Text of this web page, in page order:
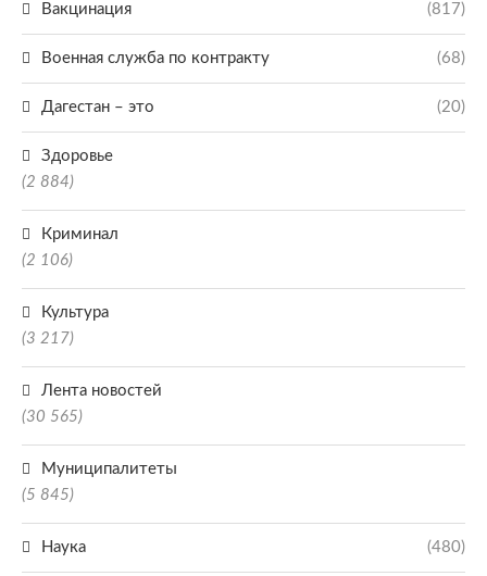
Вакцинация (817)
Военная служба по контракту (68)
Дагестан – это (20)
Здоровье
(2 884)
Криминал
(2 106)
Культура
(3 217)
Лента новостей
(30 565)
Муниципалитеты
(5 845)
Наука (480)